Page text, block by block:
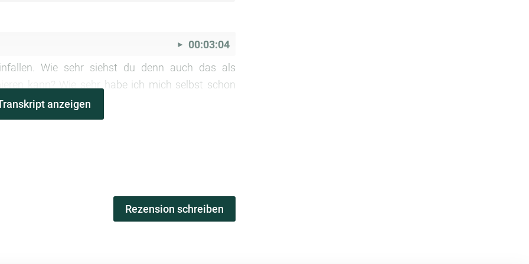
00:03:04
Wie sehr siehst du denn auch das als
kann? Wie sehr habe ich mich selbst schon
wirst du unweigerlich
es unweigerlich gar nicht dahinziehen, dass es
andere
transformieren, wo sie dieses Feedback
anzeigen
Rezension schreiben